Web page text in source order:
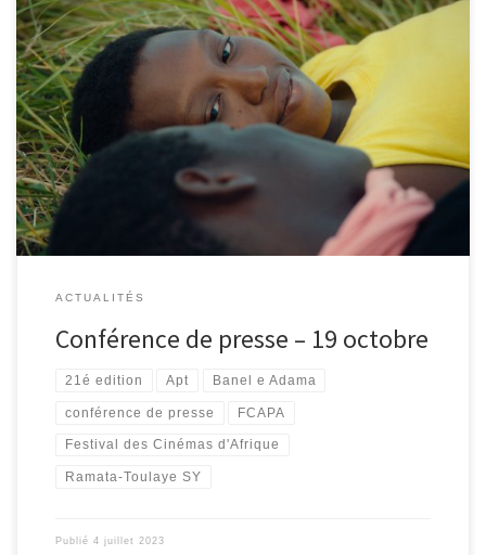
L’équipe du Festival des Cinémas d’Afrique du pays d’Apt à le
plaisir de vous convier […]
ACTUALITÉS
Conférence de presse – 19 octobre
21é edition Apt Banel e Adama
conférence de presse FCAPA
Festival des Cinémas d'Afrique
Ramata-Toulaye SY
Publié 4 juillet 2023